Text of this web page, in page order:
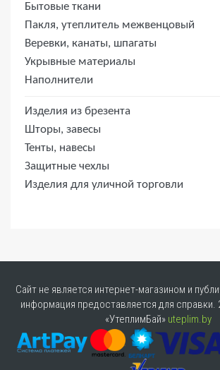
Бытовые ткани
Пакля, утеплитель межвенцовый
Веревки, канаты, шпагаты
Укрывные материалы
Наполнители
Изделия из брезента
Шторы, завесы
Тенты, навесы
Защитные чехлы
Изделия для уличной торговли
Сайт не является интернет-магазином и
информация предоставляется для справки.
«УтеплимБай» uteplim.by